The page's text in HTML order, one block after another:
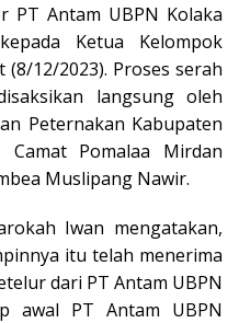
PT Antam UBPN Kolaka
Ketua Kelompok
12/2023). Proses serah
langsung oleh
Peternakan Kabupaten
Camat Pomalaa Mirdan
Muslipang Nawir.
Iwan mengatakan,
itu telah menerima
dari PT Antam UBPN
awal PT Antam UBPN